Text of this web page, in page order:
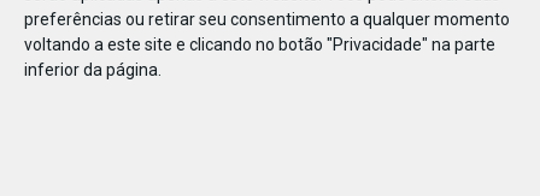
preferências ou retirar seu consentimento a qualquer momento
voltando a este site e clicando no botão "Privacidade" na parte
inferior da página.